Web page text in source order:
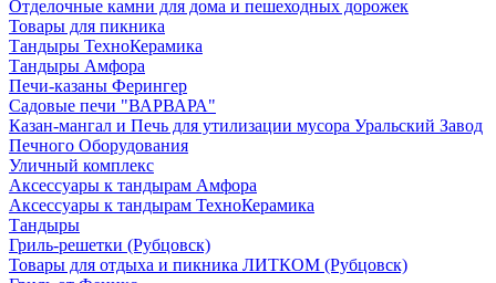
Отделочные камни для дома и пешеходных дорожек
Товары для пикника
Тандыры ТехноКерамика
Тандыры Амфора
Печи-казаны Ферингер
Садовые печи "ВАРВАРА"
Казан-мангал и Печь для утилизации мусора Уральский Завод
Печного Оборудования
Уличный комплекс
Аксессуары к тандырам Амфора
Аксессуары к тандырам ТехноКерамика
Тандыры
Гриль-решетки (Рубцовск)
Товары для отдыха и пикника ЛИТКОМ (Рубцовск)